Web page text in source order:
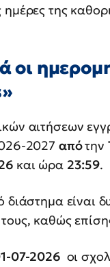
ημέρες της
οι
αιτήσεων
2027 απότην
και ώρα 23:59.
διάστημα
καθώς
07-2026 οι